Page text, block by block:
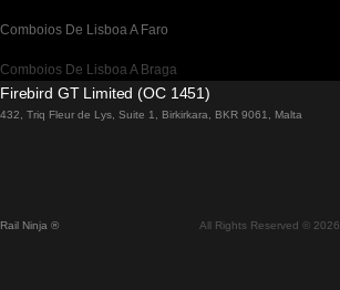
Comboios De Lisboa A Faro
Comboios De Lisboa A Braga
Comboios De Barcelona A Madrid
Comboios De Madrid A Sevilha
Firebird GT Limited (OC 1451)
432, Triq Fleur de Lys, Suite 1, Birkirkara, BKR 9061, Malta
Rail Ninja ® All Rights Reserved © 2026